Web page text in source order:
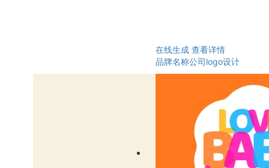
在线生成 查看详情
品牌名称公司logo设计